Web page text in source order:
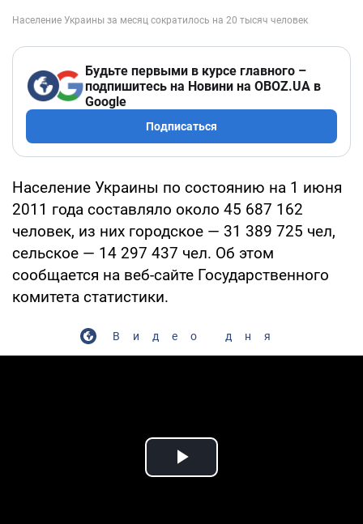
Будьте первыми в курсе главного –
подпишитесь на Новини на OBOZ.UA в
Google
Подписаться
Население Украины по состоянию на 1 июня
2011 года составляло около 45 687 162
человек, из них городское — 31 389 725 чел,
сельское — 14 297 437 чел. Об этом
сообщается на веб-сайте Государственного
комитета статистики.
Видео дня
Play Video